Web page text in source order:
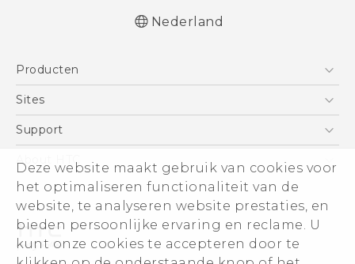
Deze website maakt gebruik van cookies voor
het optimaliseren functionaliteit van de
website, te analyseren website prestaties, en
bieden persoonlijke ervaring en reclame. U
kunt onze cookies te accepteren door te
Nederlands - Gids voor veiligheid en
Deutsch - Benutzerhandbuch
Deutsch - Informationen zur Sicherheit und
English - User manual
Safety and regulatory guide
Nederland
Producten
Telefoons
Vive
Accessoires
Sites
HTC Vive
Aan de slag
Support
Support voor eCommerce
About HTC
ESG
Informatie over het bedrijf
Voor beleggers (engels)
Cookie Preferences